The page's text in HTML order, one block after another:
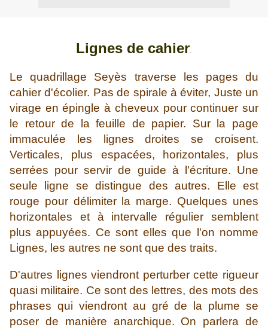
Lignes de cahier
Le quadrillage Seyès traverse les pages du
cahier d'écolier. Pas de spirale à éviter, Juste un
virage en épingle à cheveux pour continuer sur
le retour de la feuille de papier. Sur la page
immaculée les lignes droites se croisent.
Verticales, plus espacées, horizontales, plus
serrées pour servir de guide à l'écriture. Une
seule ligne se distingue des autres. Elle est
rouge pour délimiter la marge. Quelques unes
horizontales et à intervalle régulier semblent
plus appuyées. Ce sont elles que l'on nomme
Lignes, les autres ne sont que des traits.
D'autres lignes viendront perturber cette rigueur
quasi militaire. Ce sont des lettres, des mots des
phrases qui viendront au gré de la plume se
poser de manière anarchique. On parlera de